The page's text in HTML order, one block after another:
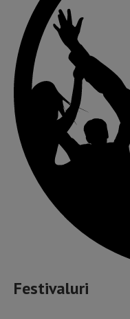
Festivaluri